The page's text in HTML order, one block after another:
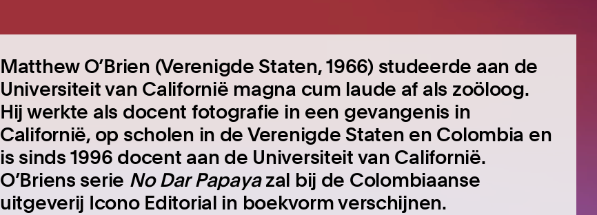
Matthew O’Brien (Verenigde Staten, 1966) studeerde aan de
Universiteit van Californië magna cum laude af als zoöloog.
Hij werkte als docent fotografie in een gevangenis in
Californië, op scholen in de Verenigde Staten en Colombia en
is sinds 1996 docent aan de Universiteit van Californië.
O’Briens serie No Dar Papayazal bij de Colombiaanse
uitgeverij Icono Editorial in boekvorm verschijnen.